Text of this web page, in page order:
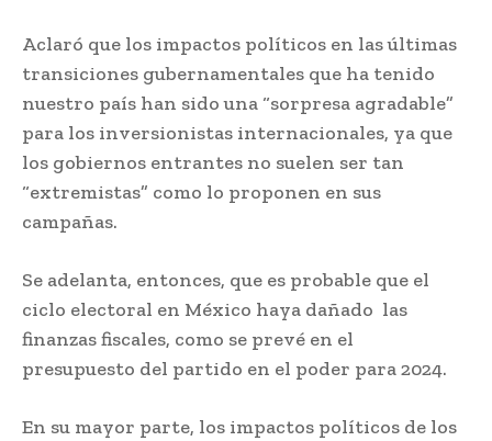
Aclaró que los impactos políticos en las últimas
transiciones gubernamentales que ha tenido
nuestro país han sido una “sorpresa agradable”
para los inversionistas internacionales, ya que
los gobiernos entrantes no suelen ser tan
“extremistas” como lo proponen en sus
campañas.
Se adelanta, entonces, que es probable que el
ciclo electoral en México haya dañado las
finanzas fiscales, como se prevé en el
presupuesto del partido en el poder para 2024.
En su mayor parte, los impactos políticos de los